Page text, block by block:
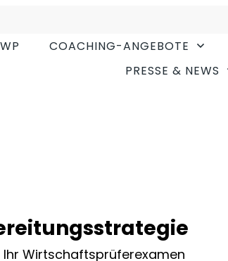
COACHING-ANGEBOTE
PRESSE & NEWS
Wirtschaftsprüferexamen